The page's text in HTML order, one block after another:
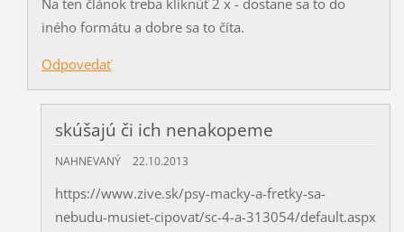
Na ten článok treba kliknúť 2 x - dostane sa to do
iného formátu a dobre sa to číta.
Odpovedať
skúšajú či ich nenakopeme
NAHNEVANÝ 22.10.2013
https://www.zive.sk/psy-macky-a-fretky-sa-
nebudu-musiet-cipovat/sc-4-a-313054/default.aspx